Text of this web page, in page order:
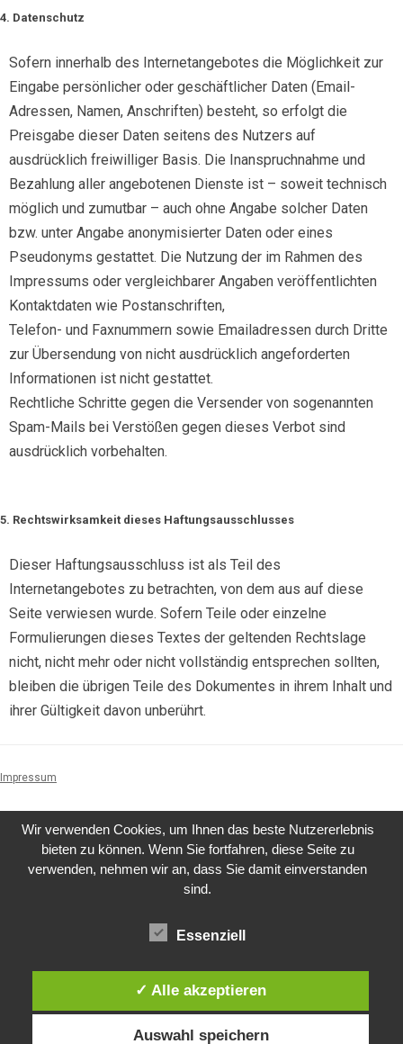
4. Datenschutz
Sofern innerhalb des Internetangebotes die Möglichkeit zur
Eingabe persönlicher oder geschäftlicher Daten (Email-
Adressen, Namen, Anschriften) besteht, so erfolgt die
Preisgabe dieser Daten seitens des Nutzers auf
ausdrücklich freiwilliger Basis. Die Inanspruchnahme und
Bezahlung aller angebotenen Dienste ist – soweit technisch
möglich und zumutbar – auch ohne Angabe solcher Daten
bzw. unter Angabe anonymisierter Daten oder eines
Pseudonyms gestattet. Die Nutzung der im Rahmen des
Impressums oder vergleichbarer Angaben veröffentlichten
Kontaktdaten wie Postanschriften,
Telefon- und Faxnummern sowie Emailadressen durch Dritte
zur Übersendung von nicht ausdrücklich angeforderten
Informationen ist nicht gestattet.
Rechtliche Schritte gegen die Versender von sogenannten
Spam-Mails bei Verstößen gegen dieses Verbot sind
ausdrücklich vorbehalten.
5. Rechtswirksamkeit dieses Haftungsausschlusses
Dieser Haftungsausschluss ist als Teil des
Internetangebotes zu betrachten, von dem aus auf diese
Seite verwiesen wurde. Sofern Teile oder einzelne
Formulierungen dieses Textes der geltenden Rechtslage
nicht, nicht mehr oder nicht vollständig entsprechen sollten,
bleiben die übrigen Teile des Dokumentes in ihrem Inhalt und
ihrer Gültigkeit davon unberührt.
Impressum
Wir verwenden Cookies, um Ihnen das beste Nutzererlebnis
bieten zu können. Wenn Sie fortfahren, diese Seite zu
verwenden, nehmen wir an, dass Sie damit einverstanden
sind.
Essenziell
✓ Alle akzeptieren
Auswahl speichern